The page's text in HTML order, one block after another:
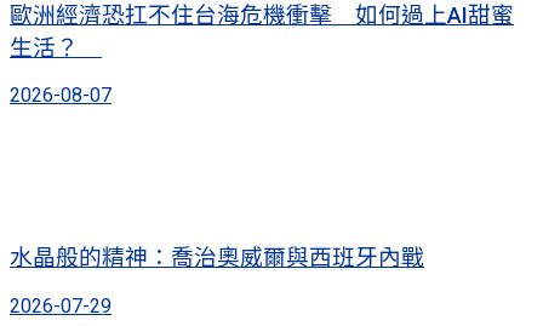
歐洲經濟恐扛不住台海危機衝擊 如何過上AI甜蜜
生活？
2026-08-07
水晶般的精神：喬治奧威爾與西班牙內戰
2026-07-29